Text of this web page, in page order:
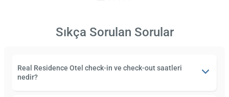
Sıkça Sorulan Sorular
Real Residence Otel check-in ve check-out saatleri
nedir?